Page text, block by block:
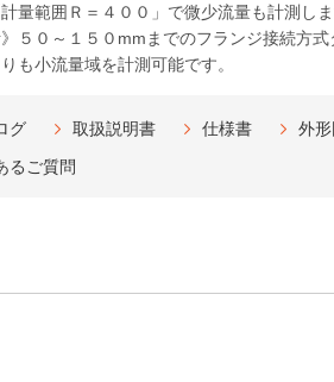
量範囲Ｒ＝４００」で微少流量も計測しま
５０～１５０mmまでのフランジ接続方
も小流量域を計測可能です。
グ 取扱説明書 仕様書 外形
るご質問